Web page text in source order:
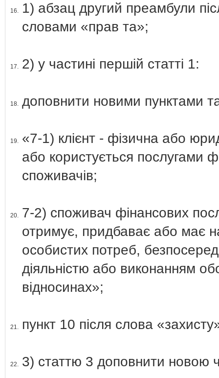
16.
1) абзац другий преамбули
словами «прав та»;
17. 2) у частині першій статті 1:
18. доповнити новими пунктами
19. «7-1) клієнт - фізична або
або користується послугами
споживачів;
20. 7-2) споживач фінансових
отримує, придбаває або має
особистих потреб,
діяльністю або виконанням
відносинах»;
21. пункт 10 після слова
22. 3) статтю 3 доповнити новою